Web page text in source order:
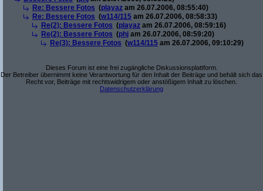
Re: Bessere Fotos (playaz am 26.07.2006, 08:55:40)
Re: Bessere Fotos (w114/115 am 26.07.2006, 08:58:33)
Re(2): Bessere Fotos (playaz am 26.07.2006, 08:59:16)
Re(2): Bessere Fotos (phj am 26.07.2006, 08:59:20)
Re(3): Bessere Fotos (w114/115 am 26.07.2006, 09:10:29)
Dieses Forum ist eine frei zugängliche Diskussionsplattform.
Der Betreiber übernimmt keine Verantwortung für den Inhalt der Beiträge und behält sich das
Recht vor, Beiträge mit rechtswidrigem oder anstößigem Inhalt zu löschen.
Datenschutzerklärung